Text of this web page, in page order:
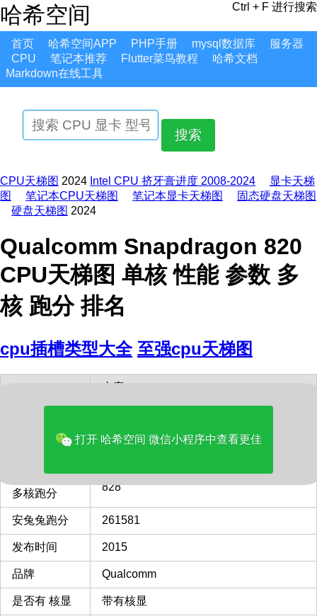
哈希空间 Ctrl + F 进行搜索
首页 哈希空间APP PHP手册 mysql数据库
服务器
CPU
笔记本推荐 Flutter菜鸟教程
哈希文档
Markdown在线工具
搜索
CPU天梯图 2024 Intel CPU 挤牙膏进度 2008-2024
显卡天梯
图
笔记本CPU天梯图 笔记本显卡天梯图
固态硬盘天梯图
硬盘天梯图 2024
Qualcomm Snapdragon 820
CPU天梯图 单核 性能 参数 多
核 跑分 排名
cpu插槽类型大全 至强cpu天梯图
内容
GeekBench6
325
多核跑分
828
安兔兔跑分 261581
发布时间 2015
品牌 Qualcomm
是否有 核显 带有核显
打开 哈希空间 微信小程序中查看更佳